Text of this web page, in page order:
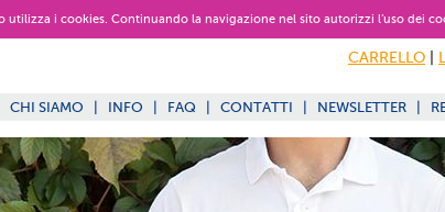
i cookies. Continuando la navigazione nel sito autorizzi l’uso dei
CARRELLO
CHI SIAMO INFO FAQ CONTATTI NEWSLETTER